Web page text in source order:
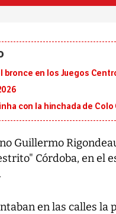
bronce en los Juegos
con la hinchada de Colo
Guillermo
Córdoba, en el
en las calles la
da